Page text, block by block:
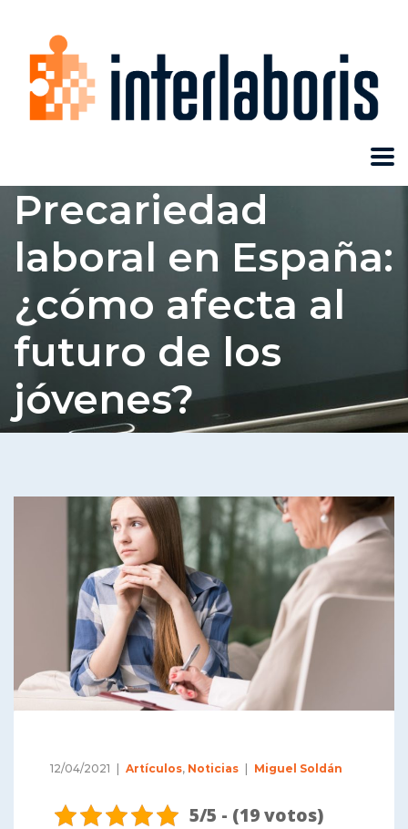
Precariedad
laboral en España:
¿cómo afecta al
futuro de los
jóvenes?
12/04/2021 Artículos, Noticias Miguel Soldán
5/5 - (19 votos)